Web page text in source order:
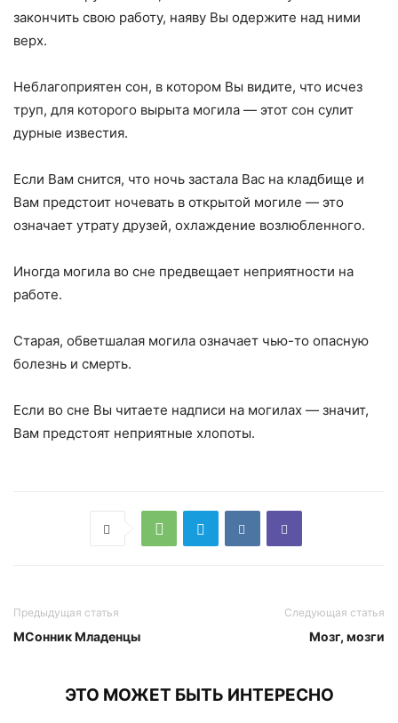
закончить свою работу, наяву Вы одержите над ними
верх.
Неблагоприятен сон, в котором Вы видите, что исчез
труп, для которого вырыта могила — этот сон сулит
дурные известия.
Если Вам снится, что ночь застала Вас на кладбище и
Вам предстоит ночевать в открытой могиле — это
означает утрату друзей, охлаждение возлюбленного.
Иногда могила во сне предвещает неприятности на
работе.
Старая, обветшалая могила означает чью-то опасную
болезнь и смерть.
Если во сне Вы читаете надписи на могилах — значит,
Вам предстоят неприятные хлопоты.
Предыдущая статья
МСонник Младенцы
Следующая статья
Мозг, мозги
ЭТО МОЖЕТ БЫТЬ ИНТЕРЕСНО